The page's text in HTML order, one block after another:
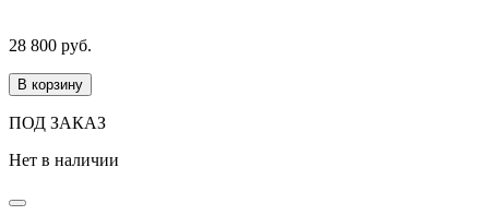
28 800 руб.
В корзину
ПОД ЗАКАЗ
Нет в наличии